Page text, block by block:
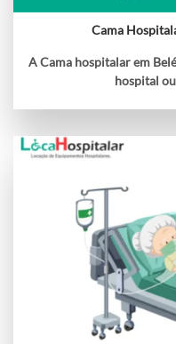
Cama
A Cama hospitalar em
hospital ou